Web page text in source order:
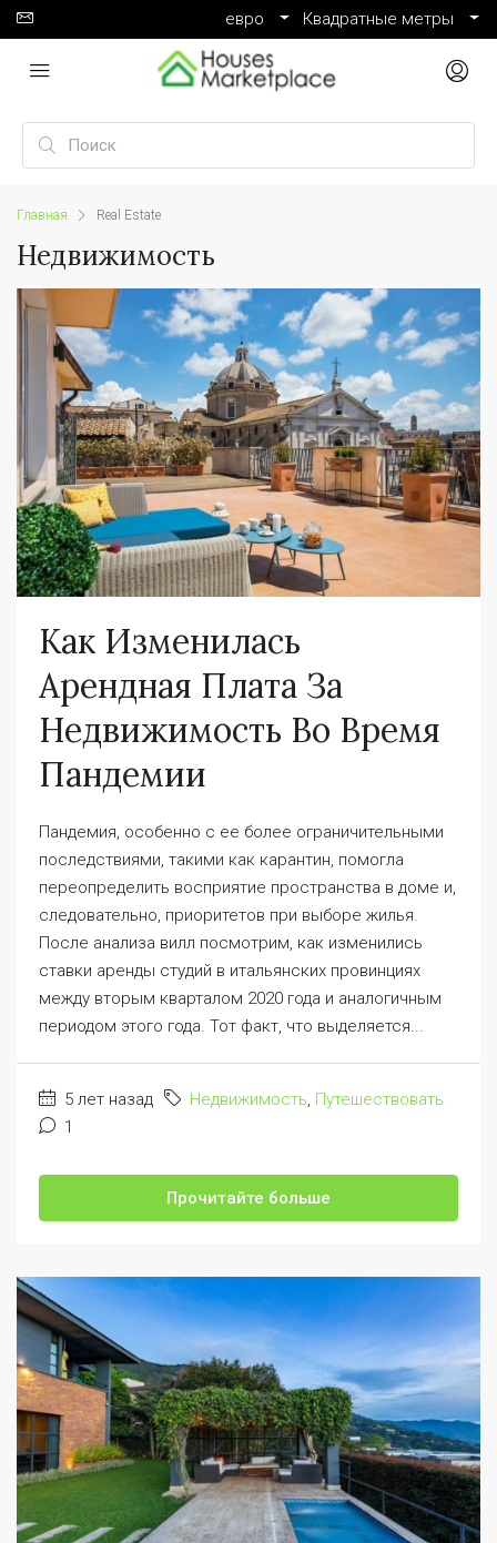
евро Квадратные метры
Главная Real Estate
Недвижимость
Как Изменилась
Арендная Плата За
Недвижимость Во Время
Пандемии
Пандемия, особенно с ее более ограничительными
последствиями, такими как карантин, помогла
переопределить восприятие пространства в доме и,
следовательно, приоритетов при выборе жилья.
После анализа вилл посмотрим, как изменились
ставки аренды студий в итальянских провинциях
между вторым кварталом 2020 года и аналогичным
периодом этого года. Тот факт, что выделяется...
5 лет назад Недвижимость, Путешествовать
1
Прочитайте больше